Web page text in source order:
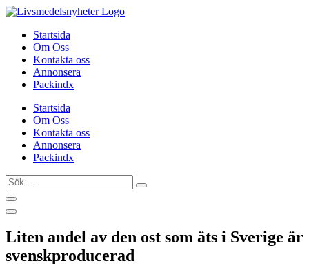
Hoppa
innehållStartsida
Om Oss
Kontakta oss
Annonsera
Packindx
Startsida
Om Oss
Kontakta oss
Annonsera
Packindx
Sök
…
Liten andel av den ost som äts i Sverige är
svenskproducerad